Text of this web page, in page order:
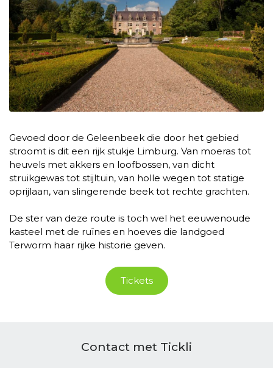
Gevoed door de Geleenbeek die door het gebied
stroomt is dit een rijk stukje Limburg. Van moeras tot
heuvels met akkers en loofbossen, van dicht
struikgewas tot stijltuin, van holle wegen tot statige
oprijlaan, van slingerende beek tot rechte grachten.
De ster van deze route is toch wel het eeuwenoude
kasteel met de ruïnes en hoeves die landgoed
Terworm haar rijke historie geven.
Tickets
Contact met Tickli